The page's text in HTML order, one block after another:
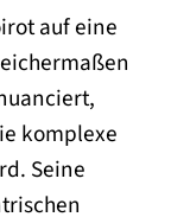
auf eine
komplexe
Seine